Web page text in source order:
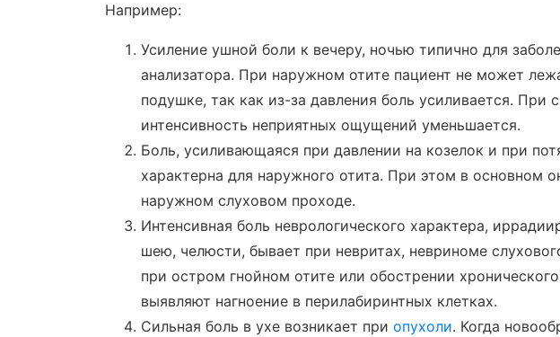
Например:
Усиление ушной боли к вечеру, ночью типично для
анализатора. При наружном отите пациент не может
подушке, так как из-за давления боль усиливается. При
интенсивность неприятных ощущений уменьшается.
Боль, усиливающаяся при давлении на козелок и при
характерна для наружного отита. При этом в основном
наружном слуховом проходе.
Интенсивная боль неврологического характера,
шею, челюсти, бывает при невритах, невриноме
при остром гнойном отите или обострении
выявляют нагноение в перилабиринтных клетках.
Сильная боль в ухе возникает при опухоли. Когда